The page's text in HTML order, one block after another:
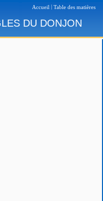
Accueil Table des matières
DU DONJON